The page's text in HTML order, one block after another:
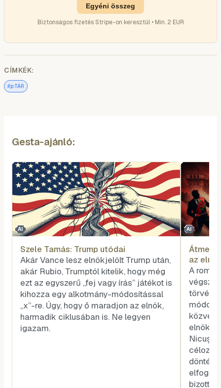
Egyéni összeg
Biztonságos fizetés Stripe-on keresztül • Min. 2 EUR
CÍMKÉK:
#p:TÁR
Gesta-ajánló:
AI
Szele Tamás: Trump utódai
Akár Vance lesz elnökjelölt Trump után,
akár Rubio, Trumptól kitelik, hogy még
ezt az egyszerű „fej vagy írás” játékot is
kihozza egy alkotmány-módosítással
„x”-re. Úgy, hogy ő maradjon az elnök,
harmadik ciklusában is. Ne legyen
igazam.
AI
Átment
az
együtt
A